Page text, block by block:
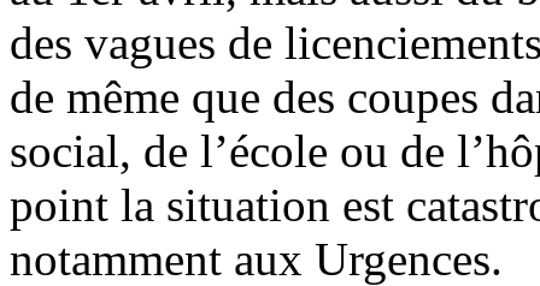
des vagues de
de même que des coupes
social, de l’école ou de
point la situation est
notamment aux Urgences.